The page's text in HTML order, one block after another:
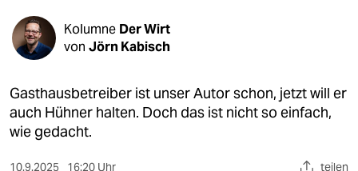
öko
gesellschaft
kultur
sport
Kolumne Der Wirt
von Jörn Kabisch
Gasthausbetreiber ist unser Autor schon, jetzt will er
auch Hühner halten. Doch das ist nicht so einfach,
wie gedacht.
10.9.2025 16:20 Uhr teilen